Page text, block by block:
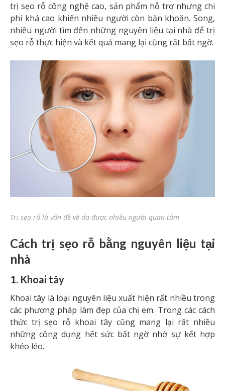
trị sẹo rỗ công nghệ cao, sản phẩm hỗ trợ nhưng chi
phí khá cao khiến nhiều người còn băn khoăn. Song,
nhiều người tìm đến những nguyên liệu tại nhà để trị
sẹo rỗ thực hiện và kết quả mang lại cũng rất bất ngờ.
Trị sẹo rỗ là vấn đề về da được nhiều người quan tâm
Cách trị sẹo rỗ bằng nguyên liệu tại
nhà
1. Khoai tây
Khoai tây là loại nguyên liệu xuất hiện rất nhiều trong
các phương pháp làm đẹp của chị em. Trong các cách
thức trị sẹo rỗ khoai tây cũng mang lại rất nhiều
những công dụng hết sức bất ngờ nhờ sự kết hợp
khéo léo.